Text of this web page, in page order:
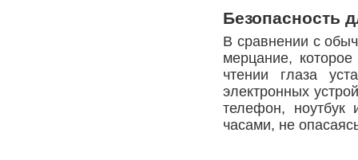
Безопасность
В сравнении с
мерцание,
чтении глаза
электронных
телефон, ноутбук
часами, не